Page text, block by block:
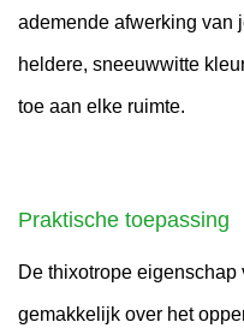
ademende afwerking van
heldere, sneeuwwitte
toe aan elke ruimte.
Praktische toepassing
De thixotrope eigenschap
gemakkelijk over het